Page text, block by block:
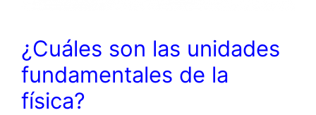
¿Cuáles son las unidades
fundamentales de la
física?